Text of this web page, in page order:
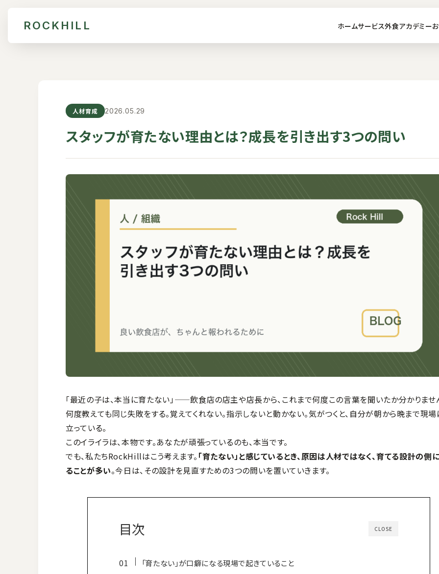
ROCKHILL ホームサービス外食アカデミー
人材育成 2026.05.29
スタッフが育たない理由とは？成長を引き出す3つの問い
「最近の子は、本当に育たない」——飲食店の店主や店長から、これまで何度この言葉を聞いたか分かりませ
何度教えても同じ失敗をする。覚えてくれない。指示しないと動かない。気がつくと、自分が朝から晩まで現場
立っている。
このイライラは、本物です。あなたが頑張っているのも、本当です。
でも、私たちRockHillはこう考えます。 「育たない」と感じているとき、原因は人材ではなく、育てる設計の側
ることが多い。今日は、その設計を見直すための3つの問いを置いていきます。
CLOSE
目次
「育たない」が口癖になる現場で起きていること